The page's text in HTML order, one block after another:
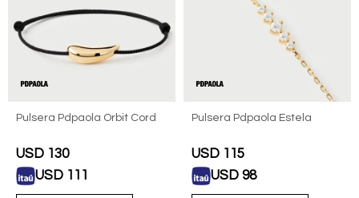
Pulsera Pdpaola Orbit Cord
USD 130
USD 111
Pulsera Pdpaola Estela
USD 115
USD 98